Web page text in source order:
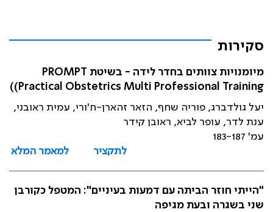
סקירות
מיומנויות צוותים בחדר לידה - בשיטת PROMPT
Practical Obstetrics Multi Professional Training))
יעל גולדברג, פוריה שחף, הזאר זהארן-ח'ורי, עמית ראובני,
ענת לדר, עופר לביא, ראובן קידר
עמ' 183-187
לתקציר
למאמר המלא
"הייתי חוזר הביתה עם דמעות בעיניים": המטפל כקורבן
שני בשגרה ובעת מגיפה